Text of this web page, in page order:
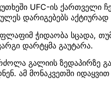
UFC-ის ქართველი
დარიგებებს
ჭიდაობა სცადა,
დარტყმა გაუტარა.
გალიის ზედაპირზე
ამ მონაკვეთში